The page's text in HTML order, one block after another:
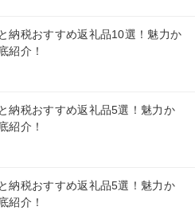
納税おすすめ返礼品10選！魅力か
紹介！
納税おすすめ返礼品5選！魅力か
紹介！
納税おすすめ返礼品5選！魅力か
紹介！